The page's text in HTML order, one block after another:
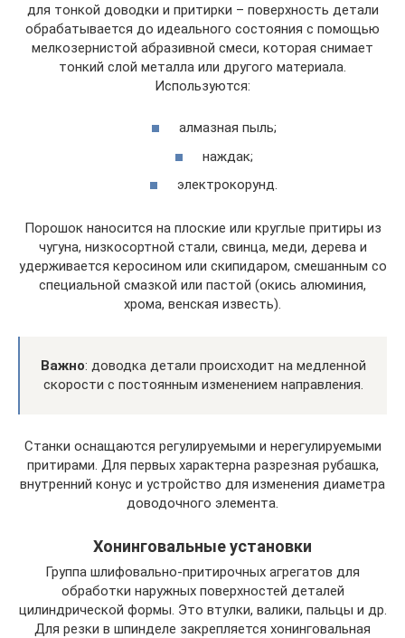
для тонкой доводки и притирки – поверхность детали
обрабатывается до идеального состояния с помощью
мелкозернистой абразивной смеси, которая снимает
тонкий слой металла или другого материала.
Используются:
алмазная пыль;
наждак;
электрокорунд.
Порошок наносится на плоские или круглые притиры из
чугуна, низкосортной стали, свинца, меди, дерева и
удерживается керосином или скипидаром, смешанным со
специальной смазкой или пастой (окись алюминия,
хрома, венская известь).
Важно: доводка детали происходит на медленной
скорости с постоянным изменением направления.
Станки оснащаются регулируемыми и нерегулируемыми
притирами. Для первых характерна разрезная рубашка,
внутренний конус и устройство для изменения диаметра
доводочного элемента.
Хонинговальные установки
Группа шлифовально-притирочных агрегатов для
обработки наружных поверхностей деталей
цилиндрической формы. Это втулки, валики, пальцы и др.
Для резки в шпинделе закрепляется хонинговальная